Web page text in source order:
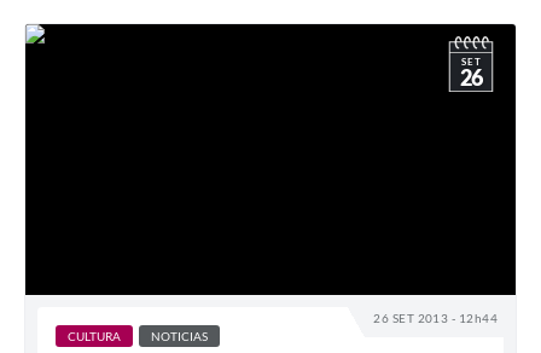
26 SET 2013 - 12h44
SET
26
CULTURA NOTICIAS